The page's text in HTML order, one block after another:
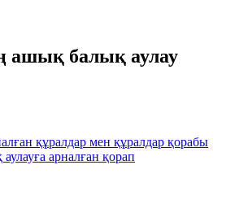
ашық балық аулау
құралдар мен құралдар қорабы
арналған қорап